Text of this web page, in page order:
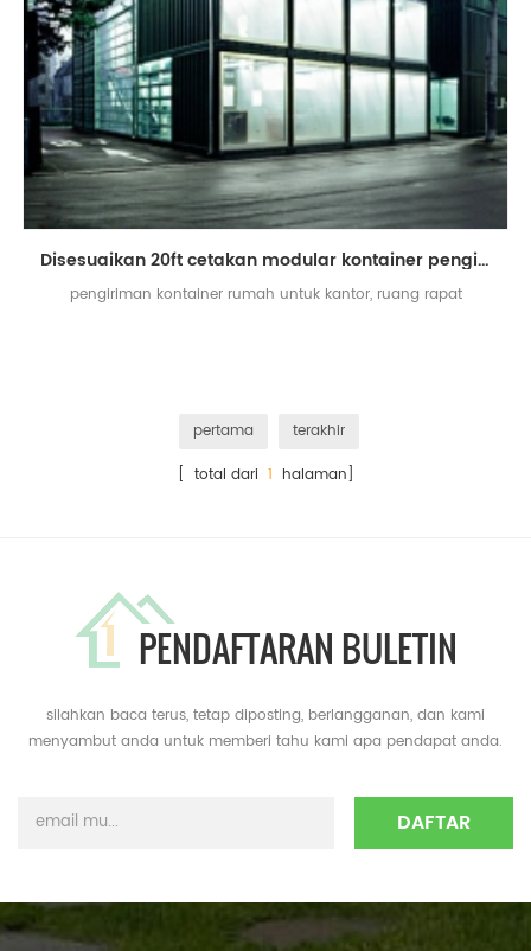
Disesuaikan 20ft cetakan modular kontainer pengiriman situs kantor
pengiriman kontainer rumah untuk kantor, ruang rapat
pertama
terakhir
[ total dari 1 halaman]
PENDAFTARAN BULETIN
silahkan baca terus, tetap diposting, berlangganan, dan kami
menyambut anda untuk memberi tahu kami apa pendapat anda.